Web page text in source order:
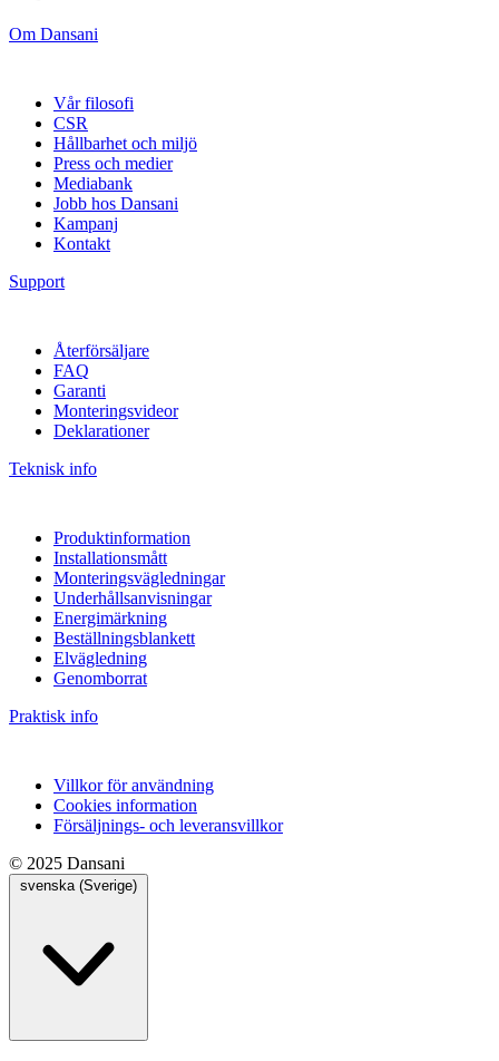
Om Dansani
Vår filosofi
CSR
Hållbarhet och miljö
Press och medier
Mediabank
Jobb hos Dansani
Kampanj
Kontakt
Support
Återförsäljare
FAQ
Garanti
Monteringsvideor
Deklarationer
Teknisk info
Produktinformation
Installationsmått
Monteringsvägledningar
Underhållsanvisningar
Energimärkning
Beställningsblankett
Elvägledning
Genomborrat
Praktisk info
Villkor för användning
Cookies information
Försäljnings- och leveransvillkor
© 2025 Dansani
svenska (Sverige)